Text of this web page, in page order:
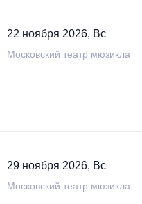
22 ноября 2026, Вс
Московский театр мюзикла
29 ноября 2026, Вс
Московский театр мюзикла